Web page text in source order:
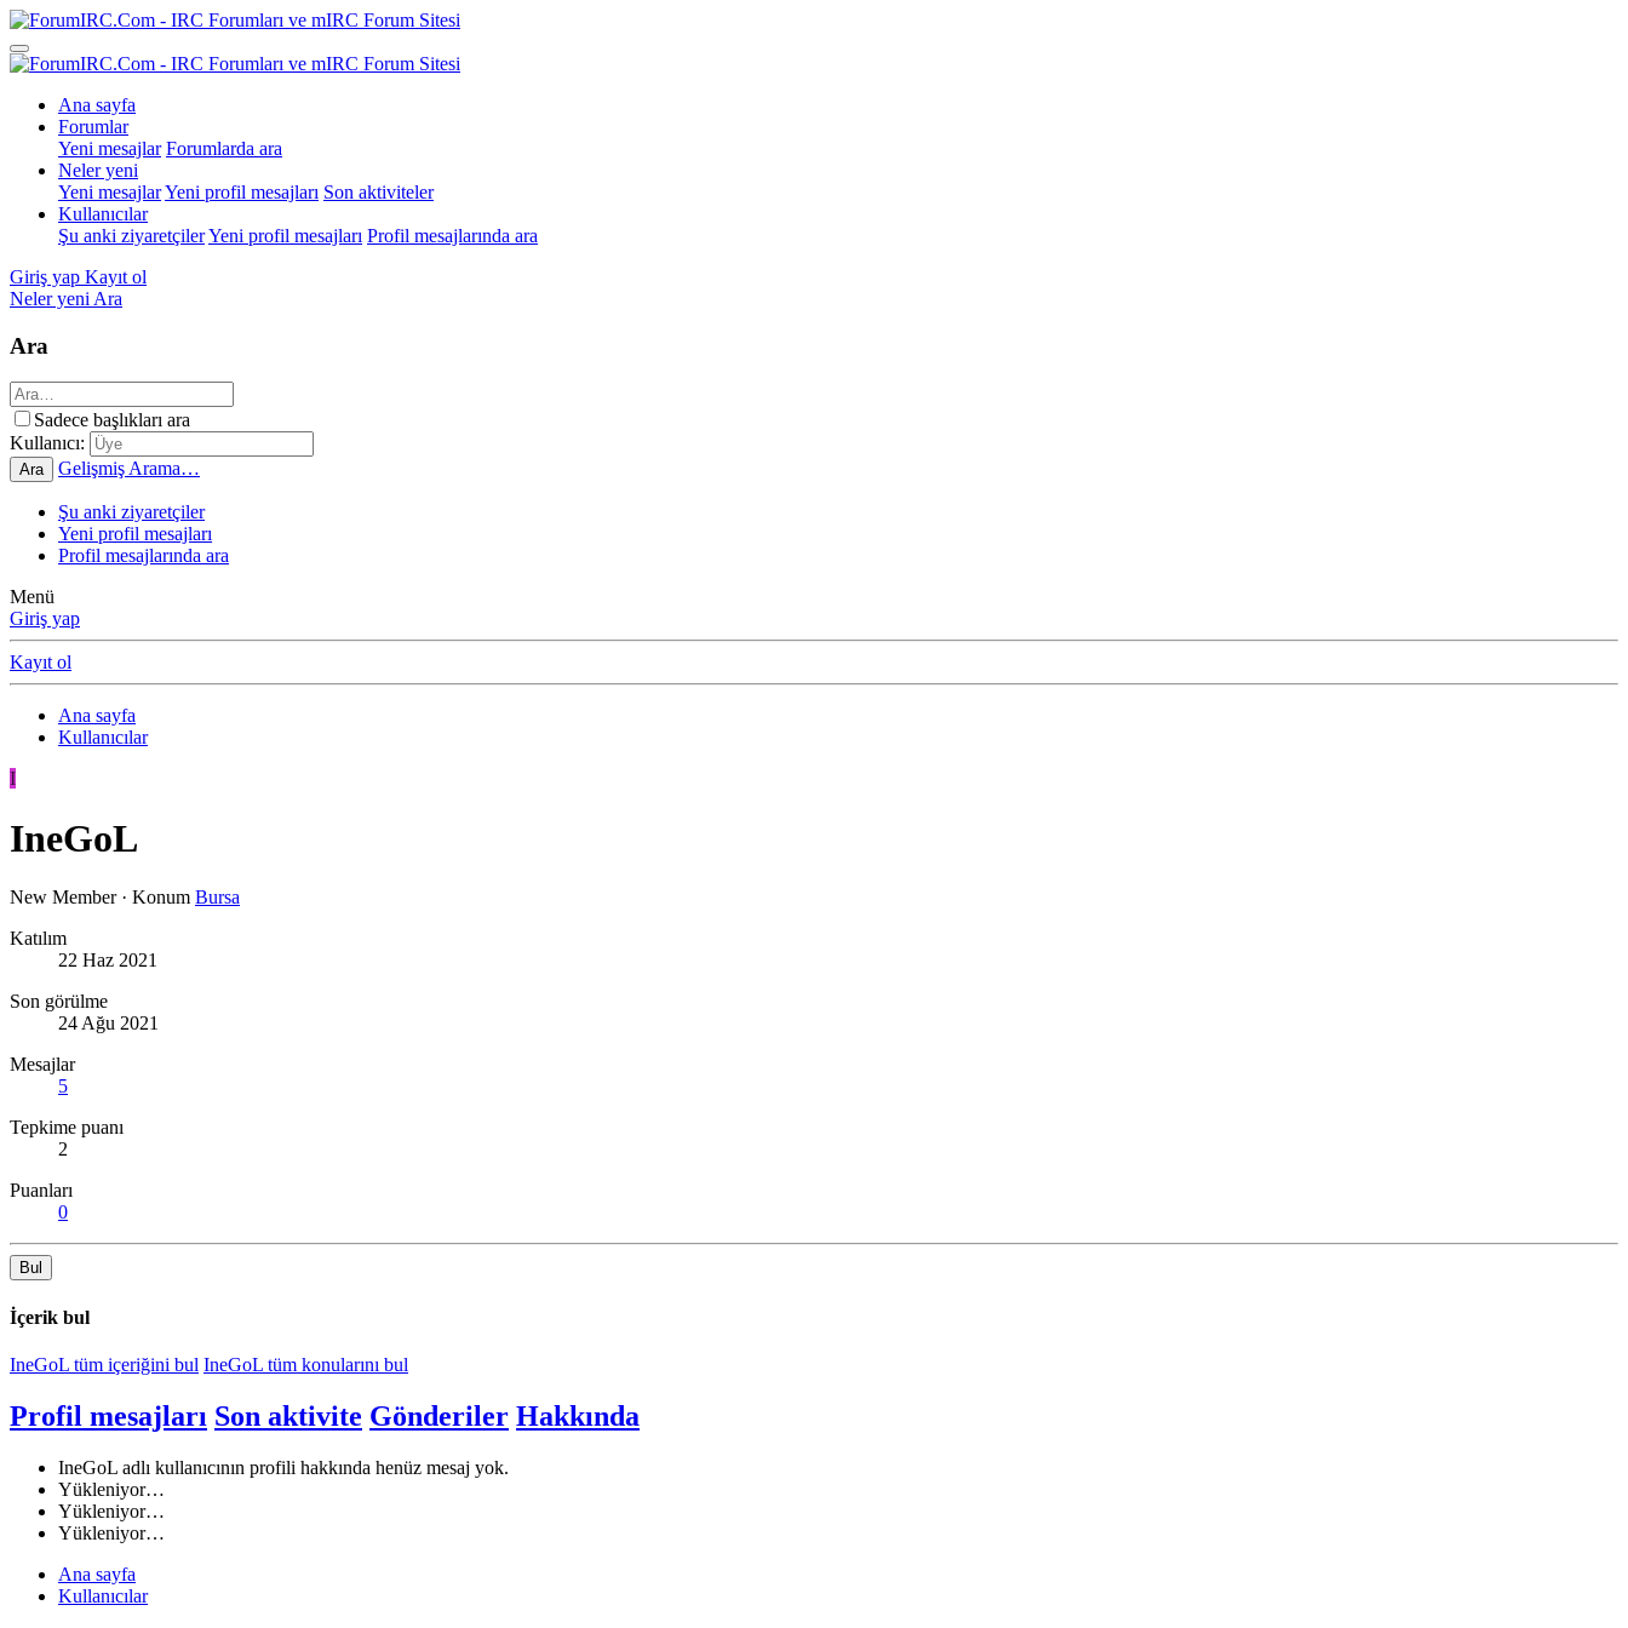
Ana sayfa
Forumlar
Yeni mesajlar Forumlarda ara
Neler yeni
Yeni mesajlarYeni profil mesajları Son aktiviteler
Kullanıcılar
Şu anki ziyaretçilerYeni profil mesajları Profil mesajlarında ara
Giriş yap Kayıt ol
Neler yeni Ara
Ara
Sadece başlıkları ara
Kullanıcı:
Ara Gelişmiş Arama…
Şu anki ziyaretçiler
Yeni profil mesajları
Profil mesajlarında ara
Menü
Giriş yap
Kayıt ol
Ana sayfa
Kullanıcılar
I
IneGoL
New Member · Konum Bursa
Katılım
22 Haz 2021
Son görülme
24 Ağu 2021
Mesajlar
5
Tepkime puanı
2
Puanları
0
Bul
İçerik bul
IneGoL tüm içeriğini bul IneGoL tüm konularını bul
Profil mesajları Son aktivite Gönderiler Hakkında
IneGoL adlı kullanıcının profili hakkında henüz mesaj yok.
Yükleniyor…
Yükleniyor…
Yükleniyor…
Ana sayfa
Kullanıcılar